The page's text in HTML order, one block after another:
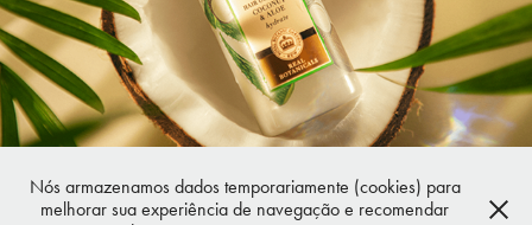
2022
Powered by Adobe Portfolio
Nós armazenamos dados temporariamente (cookies) para
melhorar sua experiência de navegação e recomendar